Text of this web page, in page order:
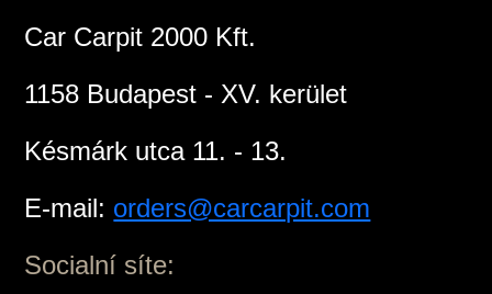
Car Carpit 2000 Kft.
1158 Budapest - XV. kerület
Késmárk utca 11. - 13.
E-mail: orders@carcarpit.com
Socialní síte: